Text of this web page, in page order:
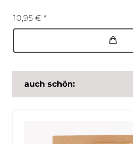
10,95 € *
auch schön: